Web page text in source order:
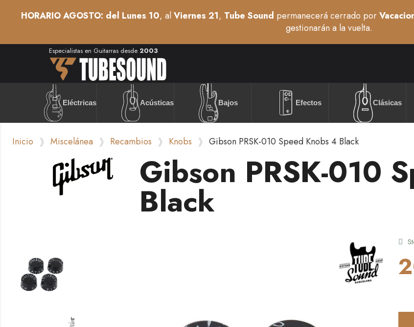
HORARIO AGOSTO: del Lunes 10, alViernes 21, Tube Sound permanecerá cerrado por
gestionarán a la vuelta.
Especialistas en Guitarras desde 2003
Eléctricas Acústicas Bajos Efectos Clásicas
Inicio Miscelánea Recambios Knobs Gibson PRSK-010 Speed Knobs 4 Black
Gibson PRSK-010
Black